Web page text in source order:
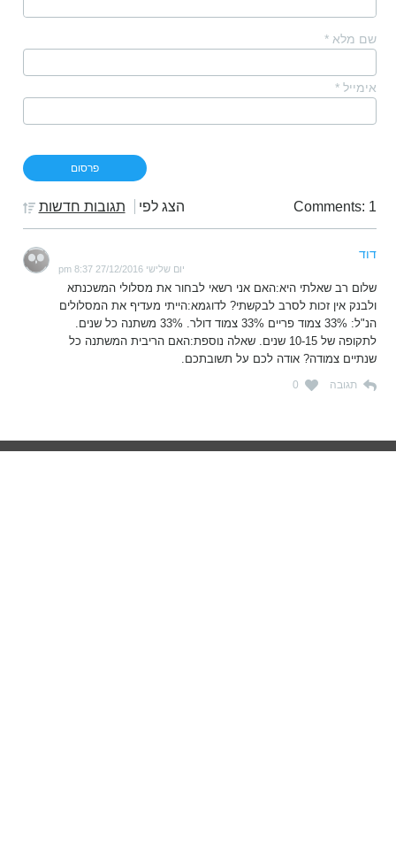
שם מלא *
אימייל *
Comments: 1 הצג לפי תגובות חדשות
דוד
יום שלישי 27/12/2016 8:37 pm
שלום רב שאלתי היא:האם אני רשאי לבחור את מסלולי המשכנתא
ולבנק אין זכות לסרב לבקשתי? לדוגמא:הייתי מעדיף את המסלולים
הנ"ל: 33% צמוד פריים 33% צמוד דולר. 33% משתנה כל שנים.
לתקופה של 10-15 שנים. שאלה נוספת:האם הריבית המשתנה כל
שנתיים צמודה? אודה לכם על תשובתכם.
תגובה 0